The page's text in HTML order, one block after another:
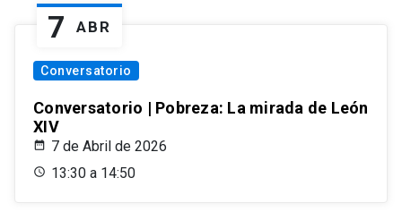
7 ABR
Conversatorio
Conversatorio | Pobreza: La mirada de León
XIV
7 de Abril de 2026
13:30 a 14:50